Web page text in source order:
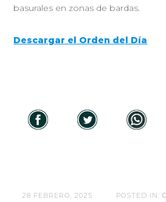
basurales en zonas de bardas.
Descargar el Orden del Día
28 FEBRERO, 2025 POSTED IN: